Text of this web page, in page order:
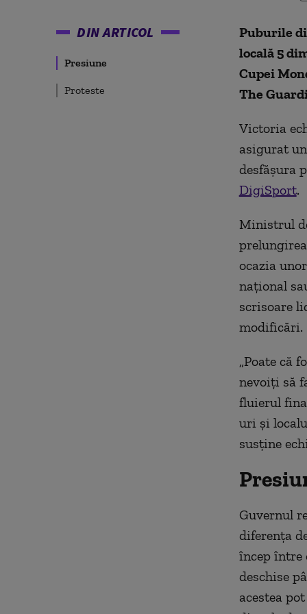
DIN ARTICOL
Presiune
Proteste
Puburile
locală 5
Cupei
The
Victoria
asigurat
desfăşura
DigiSport.
Ministrul
ocazia
naţional
scrisoare
modificări.
„Poate că
nevoiţi să
fluierul
uri şi
susţine
Guvernul
diferenţa
încep între
deschise
acestea